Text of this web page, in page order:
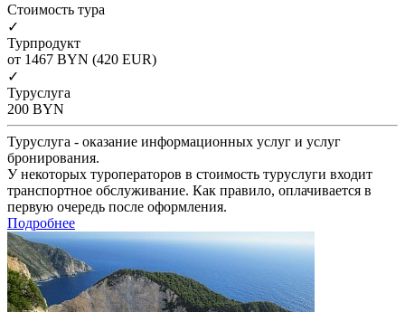
Cтоимость тура
✓
Турпродукт
от 1467 BYN (420 EUR)
✓
Туруслуга
200 BYN
Туруслуга - оказание информационных услуг и услуг
бронирования.
У некоторых туроператоров в стоимость туруслуги входит
транспортное обслуживание. Как правило, оплачивается в
первую очередь после оформления.
Подробнее